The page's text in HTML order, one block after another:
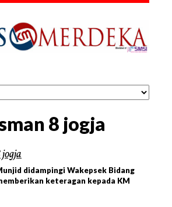
8 jogja
didampingi Wakepsek Bidang
keteragan kepada KM